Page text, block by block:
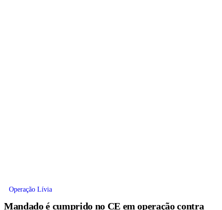
Operação Lívia
Mandado é cumprido no CE em operação contra